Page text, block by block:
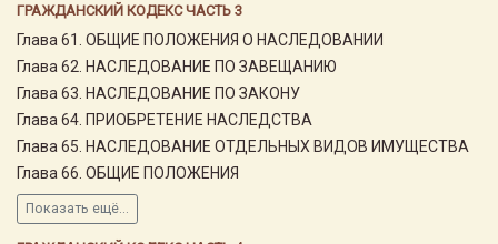
ГРАЖДАНСКИЙ КОДЕКС ЧАСТЬ 3
Глава 61. ОБЩИЕ ПОЛОЖЕНИЯ О НАСЛЕДОВАНИИ
Глава 62. НАСЛЕДОВАНИЕ ПО ЗАВЕЩАНИЮ
Глава 63. НАСЛЕДОВАНИЕ ПО ЗАКОНУ
Глава 64. ПРИОБРЕТЕНИЕ НАСЛЕДСТВА
Глава 65. НАСЛЕДОВАНИЕ ОТДЕЛЬНЫХ ВИДОВ ИМУЩЕСТВА
Глава 66. ОБЩИЕ ПОЛОЖЕНИЯ
Показать ещё...